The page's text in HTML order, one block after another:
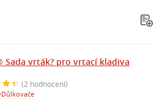
Sada vrták? pro vrtací kladiva
(2 hodnocení)
Důlkovače